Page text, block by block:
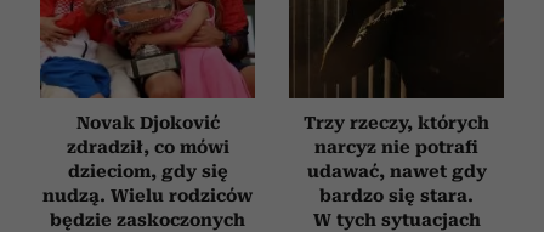
Novak Djoković
zdradził, co mówi
dzieciom, gdy się
nudzą. Wielu rodziców
będzie zaskoczonych
Trzy rzeczy, których
narcyz nie potrafi
udawać, nawet gdy
bardzo się stara.
W tych sytuacjach